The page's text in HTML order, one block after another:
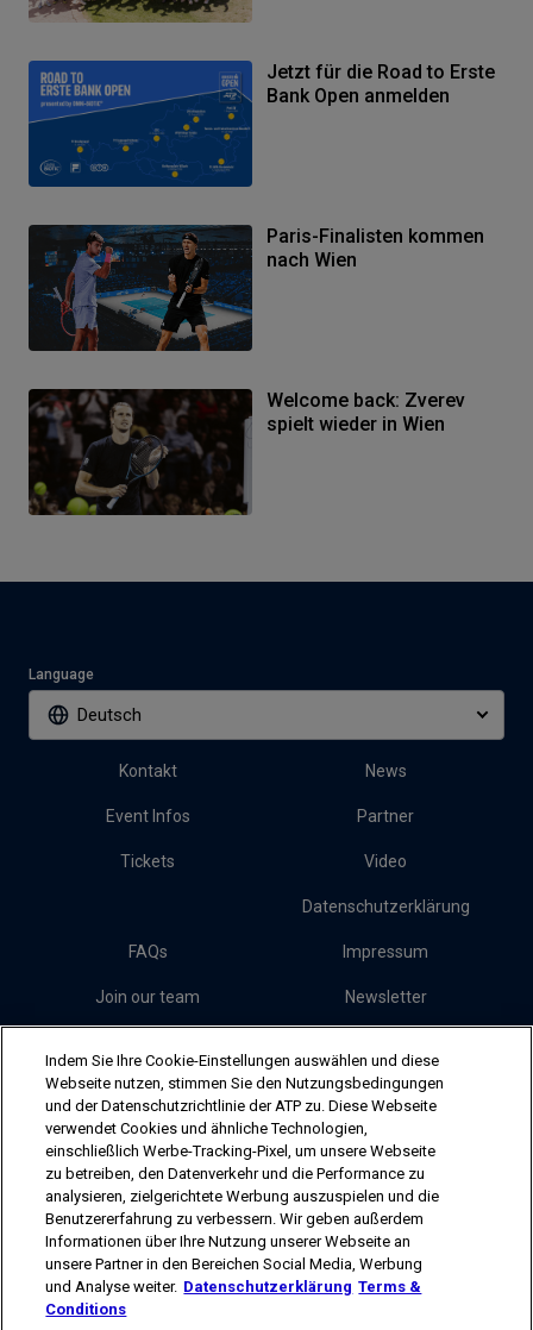
Jetzt für die Road to Erste
Bank Open anmelden
Paris-Finalisten kommen
nach Wien
Welcome back: Zverev
spielt wieder in Wien
Language
Deutsch
Kontakt News
Event Infos Partner
Tickets Video
Datenschutzerklärung
FAQs Impressum
Join our team Newsletter
Follow Erste Bank Open
The players shown are for illustrative purposes only. Qualification and
participation subject to ATP rules.
Players may withdraw due to injury, illness or other grounds.
Indem Sie Ihre Cookie-Einstellungen auswählen und diese
Webseite nutzen, stimmen Sie den Nutzungsbedingungen
und der Datenschutzrichtlinie der ATP zu. Diese Webseite
verwendet Cookies und ähnliche Technologien,
einschließlich Werbe-Tracking-Pixel, um unsere Webseite
zu betreiben, den Datenverkehr und die Performance zu
analysieren, zielgerichtete Werbung auszuspielen und die
Benutzererfahrung zu verbessern. Wir geben außerdem
Informationen über Ihre Nutzung unserer Webseite an
unsere Partner in den Bereichen Social Media, Werbung
und Analyse weiter. Datenschutzerklärung Terms &
Conditions